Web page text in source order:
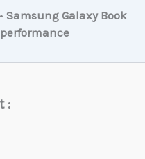
• Samsung Galaxy Book
: